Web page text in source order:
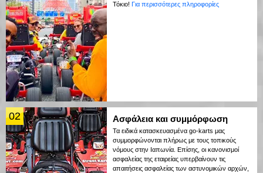
Τόκιο! Για περισσότερες πληροφορίες
02 Ασφάλεια και συμμόρφωση
Τα ειδικά κατασκευασμένα go-karts μας
συμμορφώνονται πλήρως με τους τοπικούς
νόμους στην Ιαπωνία. Επίσης, οι κανονισμοί
ασφαλείας της εταιρείας υπερβαίνουν τις
απαιτήσεις ασφαλείας των αστυνομικών αρχών,